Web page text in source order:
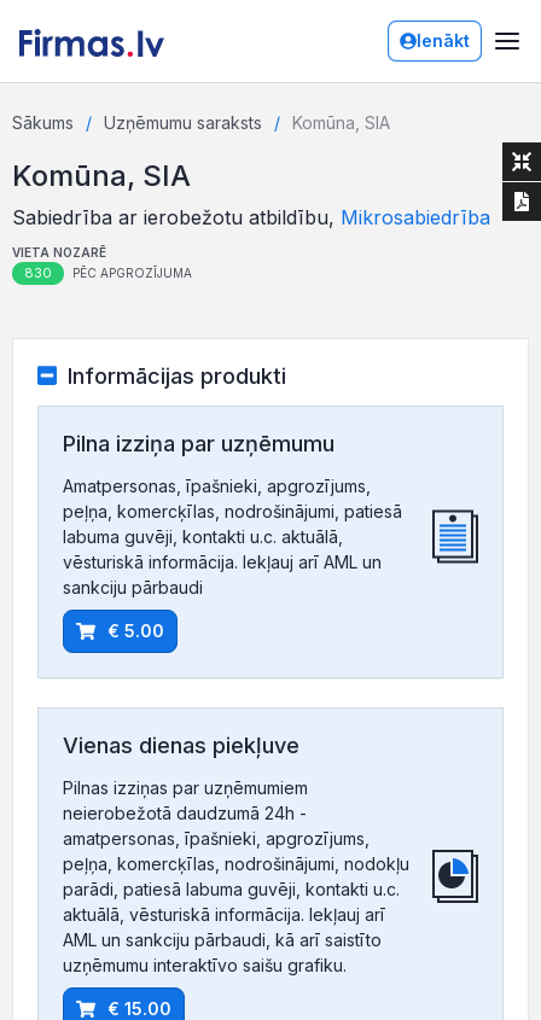
Ienākt
Sākums Uzņēmumu saraksts Komūna, SIA
Komūna, SIA
Sabiedrība ar ierobežotu atbildību, Mikrosabiedrība
VIETA NOZARĒ
830 PĒC APGROZĪJUMA
Informācijas produkti
Pilna izziņa par uzņēmumu
Amatpersonas, īpašnieki, apgrozījums,
peļņa, komercķīlas, nodrošinājumi, patiesā
labuma guvēji, kontakti u.c. aktuālā,
vēsturiskā informācija. Iekļauj arī AML un
sankciju pārbaudi
€ 5.00
Vienas dienas piekļuve
Pilnas izziņas par uzņēmumiem
neierobežotā daudzumā 24h -
amatpersonas, īpašnieki, apgrozījums,
peļņa, komercķīlas, nodrošinājumi, nodokļu
parādi, patiesā labuma guvēji, kontakti u.c.
aktuālā, vēsturiskā informācija. Iekļauj arī
AML un sankciju pārbaudi, kā arī saistīto
uzņēmumu interaktīvo saišu grafiku.
€ 15.00